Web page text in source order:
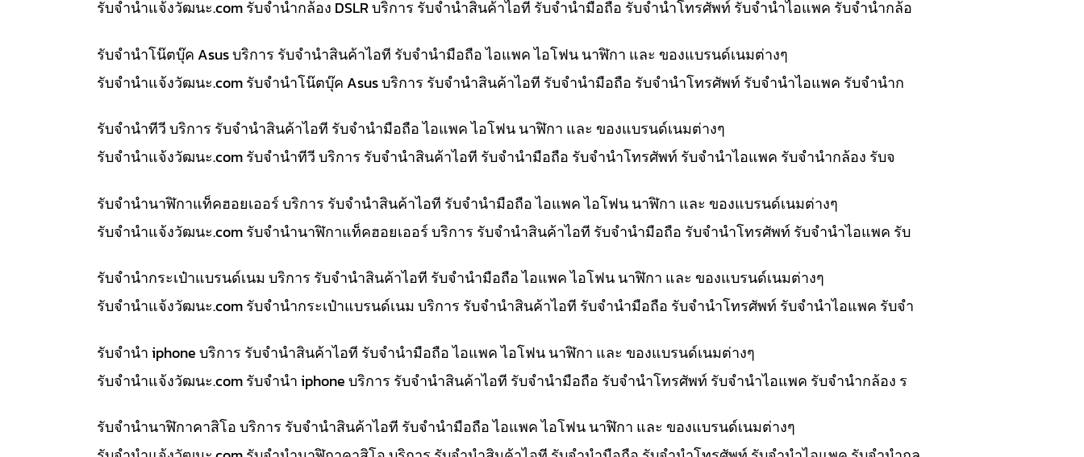
รับจํานําแจ้งวัฒนะ.com รับจำนำกล้อง DSLR บริการ รับจำนำสินค้าไอที รับจำนำมือถือ รับจำนำโทรศัพท์ รับจำนำไอแพค รับจำนำกล้อ
รับจำนำโน๊ตบุ๊ค Asus บริการ รับจำนำสินค้าไอที รับจำนำมือถือ ไอแพค ไอโฟน นาฬิกา และ ของแบรนด์เนมต่างๆ
รับจํานําแจ้งวัฒนะ.com รับจำนำโน๊ตบุ๊ค Asus บริการ รับจำนำสินค้าไอที รับจำนำมือถือ รับจำนำโทรศัพท์ รับจำนำไอแพค รับจำนำก
รับจำนำทีวี บริการ รับจำนำสินค้าไอที รับจำนำมือถือ ไอแพค ไอโฟน นาฬิกา และ ของแบรนด์เนมต่างๆ
รับจํานําแจ้งวัฒนะ.com รับจำนำทีวี บริการ รับจำนำสินค้าไอที รับจำนำมือถือ รับจำนำโทรศัพท์ รับจำนำไอแพค รับจำนำกล้อง รับจ
รับจำนำนาฬิกาแท็คฮอยเออร์ บริการ รับจำนำสินค้าไอที รับจำนำมือถือ ไอแพค ไอโฟน นาฬิกา และ ของแบรนด์เนมต่างๆ
รับจํานําแจ้งวัฒนะ.com รับจำนำนาฬิกาแท็คฮอยเออร์ บริการ รับจำนำสินค้าไอที รับจำนำมือถือ รับจำนำโทรศัพท์ รับจำนำไอแพค รับ
รับจำนำกระเป๋าแบรนด์เนม บริการ รับจำนำสินค้าไอที รับจำนำมือถือ ไอแพค ไอโฟน นาฬิกา และ ของแบรนด์เนมต่างๆ
รับจํานําแจ้งวัฒนะ.com รับจำนำกระเป๋าแบรนด์เนม บริการ รับจำนำสินค้าไอที รับจำนำมือถือ รับจำนำโทรศัพท์ รับจำนำไอแพค รับจำ
รับจำนำ iphone บริการ รับจำนำสินค้าไอที รับจำนำมือถือ ไอแพค ไอโฟน นาฬิกา และ ของแบรนด์เนมต่างๆ
รับจํานําแจ้งวัฒนะ.com รับจำนำ iphone บริการ รับจำนำสินค้าไอที รับจำนำมือถือ รับจำนำโทรศัพท์ รับจำนำไอแพค รับจำนำกล้อง ร
รับจำนำนาฬิกาคาสิโอ บริการ รับจำนำสินค้าไอที รับจำนำมือถือ ไอแพค ไอโฟน นาฬิกา และ ของแบรนด์เนมต่างๆ